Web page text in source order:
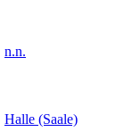
n.n.
Halle (Saale)